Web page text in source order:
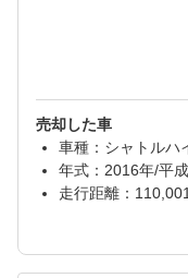
売却した車
車種：シャトルハ
年式：2016年/平
走行距離：